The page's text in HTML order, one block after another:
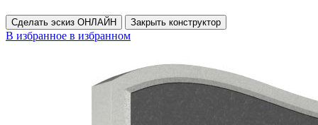
Сделать эскиз ОНЛАЙН Закрыть конструктор
В избранное в избранном